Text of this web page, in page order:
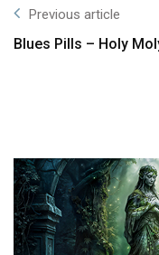
Previous article
Blues Pills – Holy